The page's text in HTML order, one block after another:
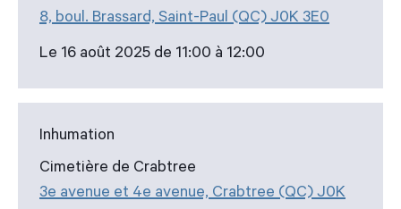
8, boul. Brassard, Saint-Paul (QC) J0K 3E0
Le 16 août 2025 de 11:00 à 12:00
Inhumation
Cimetière de Crabtree
3e avenue et 4e avenue, Crabtree (QC) J0K